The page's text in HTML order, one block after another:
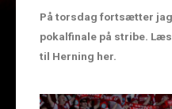
På torsdag fortsætter
pokalfinale på stribe.
til Herning her.